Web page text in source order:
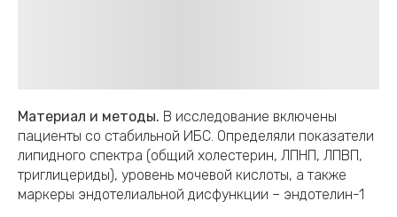
Материал и методы. В исследование включены
пациенты со стабильной ИБС. Определяли показатели
липидного спектра (общий холестерин, ЛПНП, ЛПВП,
триглицериды), уровень мочевой кислоты, а также
маркеры эндотелиальной дисфункции – эндотелин-1